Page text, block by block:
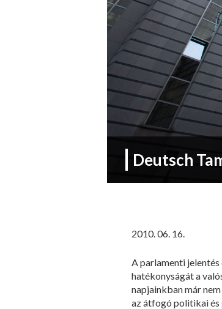
Deutsch
2010. 06. 16.
A parlamenti jelentés
hatékonyságát a
napjainkban már
az átfogó politikai és